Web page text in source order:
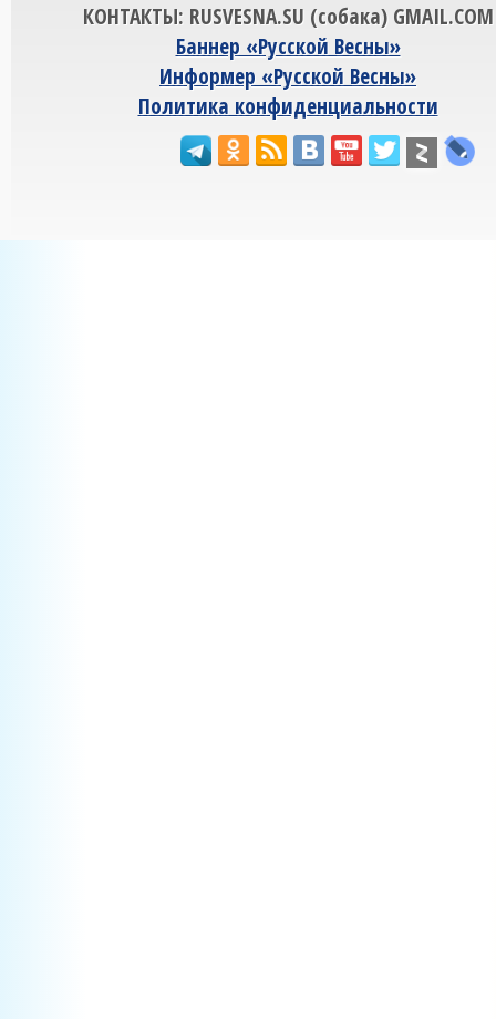
КОНТАКТЫ: RUSVESNA.SU (собака) GMAIL.COM
Баннер «Русской Весны»
Информер «Русской Весны»
Политика конфиденциальности